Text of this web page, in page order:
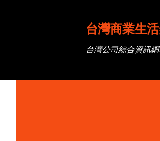
台灣商業生
台灣公司綜合資訊